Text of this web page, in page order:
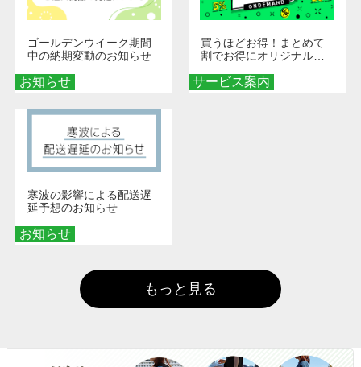
お知らせ
ゴールデンウイーク期間
中の納期変動のお知らせ
サービス案内
買うほどお得！まとめて
割でお得にオリジナルグ
お知らせ
寒波の影響による配送遅
延予想のお知らせ
もっと見る